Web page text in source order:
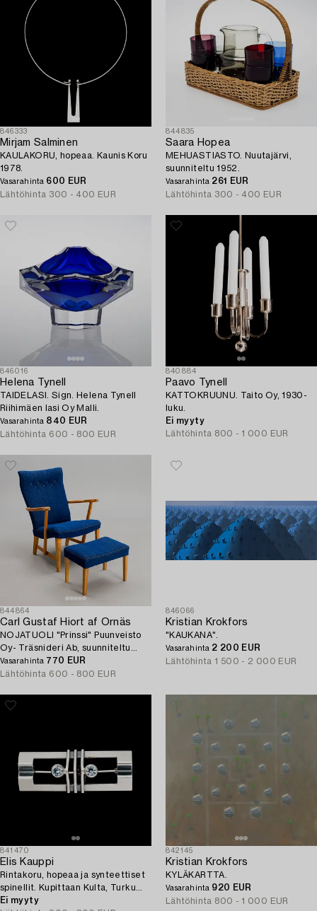
846333
Mirjam Salminen
KAULAKORU, hopeaa. Kaunis Koru
1978.
Vasarahinta 600 EUR
Lähtöhinta 300 - 400 EUR
844835
Saara Hopea
MEHUASTIASTO. Nuutajärvi,
suunniteltu 1952.
Vasarahinta 261 EUR
Lähtöhinta 300 - 400 EUR
846016
Helena Tynell
TAIDELASI. Sign. Helena Tynell
Riihimäen lasi Oy Malli.
Vasarahinta 840 EUR
Lähtöhinta 600 - 800 EUR
840884
Paavo Tynell
KATTOKRUUNU. Taito Oy, 1930-
luku.
Ei myyty
Lähtöhinta 800 - 1 000 EUR
844864
Carl Gustaf Hiort af Ornäs
NOJATUOLI "Prinssi" Puunveisto
Oy- Träsnideri Ab, suunniteltu
1948.
Vasarahinta 770 EUR
Lähtöhinta 600 - 800 EUR
846066
Kristian Krokfors
"KAUKANA".
Vasarahinta 2 200 EUR
Lähtöhinta 1 500 - 2 000 EUR
841470
Elis Kauppi
Rintakoru, hopeaa ja synteettiset
spinellit. Kupittaan Kulta, Turku
1966.
Ei myyty
842145
Kristian Krokfors
KYLÄKARTTA.
Vasarahinta 920 EUR
Lähtöhinta 800 - 1 000 EUR